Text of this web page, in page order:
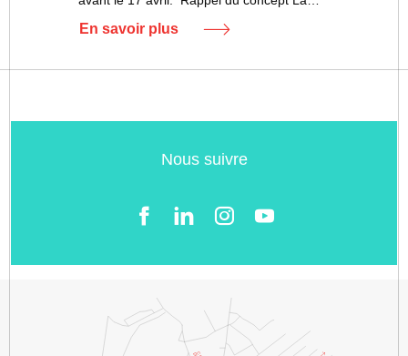
En savoir plus
Nous suivre